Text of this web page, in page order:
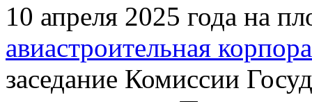
10 апреля 2025 года на
авиастроительная
заседание Комиссии